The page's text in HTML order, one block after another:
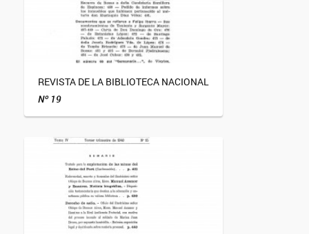
REVISTA DE LA BIBLIOTECA NACIONAL
Nº 19